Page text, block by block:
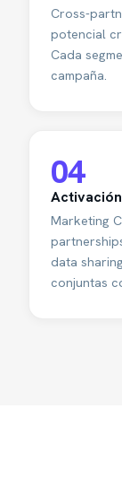
Cross-
potencial
Cada
campaña.
04
Marketing
data
conjuntas